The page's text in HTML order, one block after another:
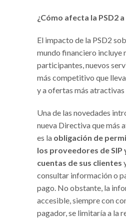
¿Cómo afecta la PSD2
El impacto de la PSD2
mundo financiero incluye
participantes, nuevos
más competitivo que
y a ofertas más
Una de las novedades
nueva Directiva que más
es la obligación de
los proveedores de SIP
cuentas de sus clientes
consultar información o
pago. No obstante, la
accesible, siempre con
pagador, se limitaría a la